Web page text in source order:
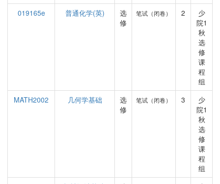
019165e
普通化学(英)
选
修
笔试（闭卷） 2
少
院1
秋
选
修
课
程
组
MATH2002
几何学基础
选
修
笔试（闭卷） 3
少
院1
秋
选
修
课
程
组